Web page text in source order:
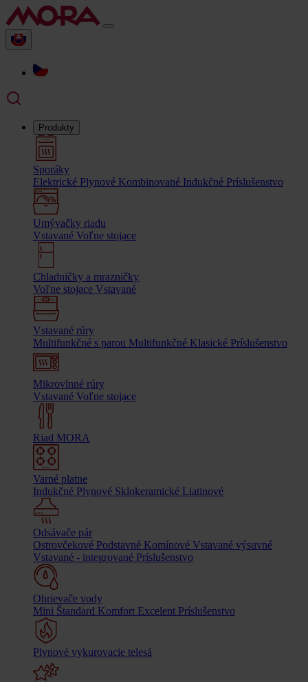
Produkty
Sporáky
Elektrické Plynové Kombinované Indukčné Príslušenstvo
Umývačky riadu
Vstavané Voľne stojace
Chladničky a mrazničky
Voľne stojace Vstavané
Vstavané rúry
Multifunkčné s parou Multifunkčné Klasické Príslušenstvo
Mikrovlnné rúry
Vstavané Voľne stojace
Riad MORA
Varné platne
Indukčné Plynové Sklokeramické Liatinové
Odsávače pár
Ostrovčekové Podstavné Komínové Vstavané výsuvné
Vstavané - integrované Príslušenstvo
Ohrievače vody
Mini Štandard Komfort Excelent Príslušenstvo
Plynové vykurovacie telesá